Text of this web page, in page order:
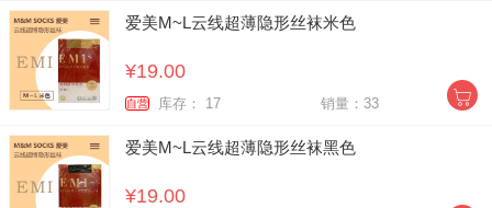
爱美M~L云线超薄隐形丝袜米色
¥19.00
自营 库存： 17 销量：33
爱美M~L云线超薄隐形丝袜黑色
¥19.00